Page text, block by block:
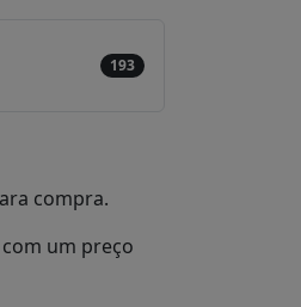
193
compra.
um preço